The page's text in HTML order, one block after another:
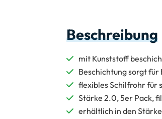
Beschreibung
mit Kunststoff
Beschichtung sorgt für
flexibles Schilfrohr für
Stärke 2.0, 5er Pack,
erhältlich in den